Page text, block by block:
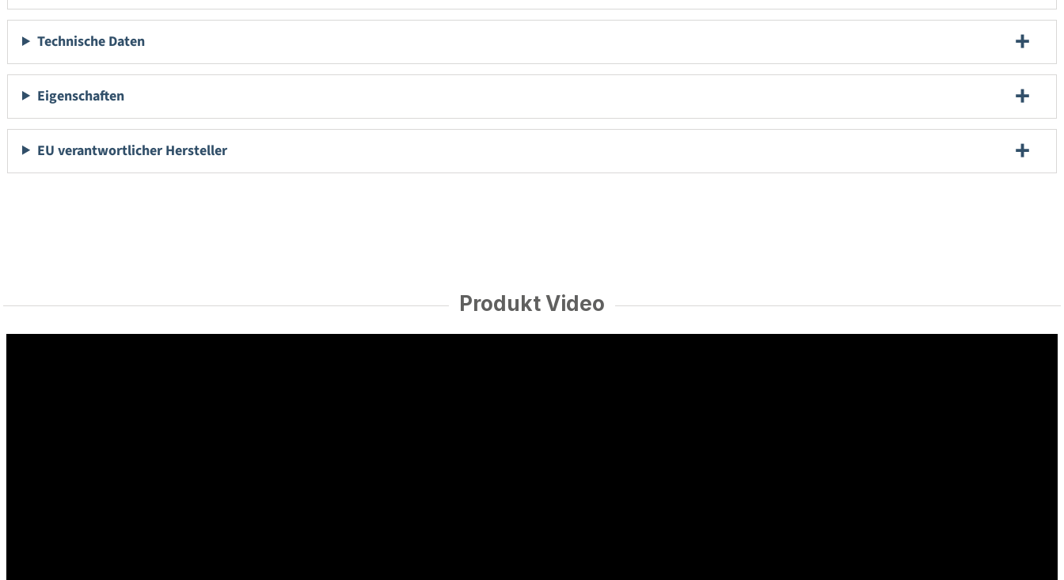
Technische Daten
Eigenschaften
EU verantwortlicher Hersteller
Produkt Video